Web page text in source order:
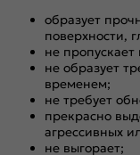
образует
поверхности,
не пропускает
не образует
временем;
не требует
прекрасно
агрессивных
не выгорает;